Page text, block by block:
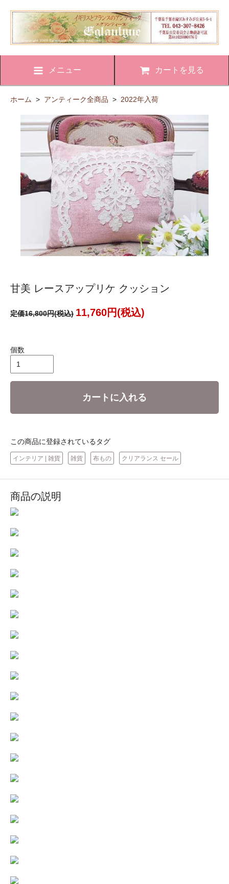
メニュー カートを見る
ホーム > アンティーク全商品 > 2022年入荷
甘美 レースアップリケ クッション
定価16,800円(税込) 11,760円(税込)
個数
カートに入れる
この商品に登録されているタグ
インテリア | 雑貨 雑貨 布もの クリアランス セール
商品の説明